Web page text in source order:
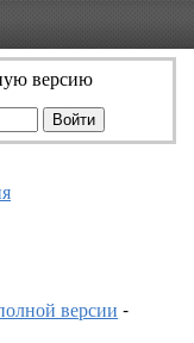
версию
версии -